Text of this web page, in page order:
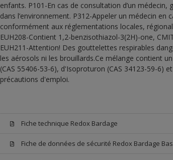
enfants. P101-En cas de consultation d’un
dans l’environnement. P312-Appeler un médecin
conformément aux réglementations locales,
EUH208-Contient 1,2-benzisothiazol-3(2H)-one,
EUH211-Attention! Des gouttelettes respirables
les aérosols ni les brouillards.Ce mélange contient
(CAS 55406-53-6), d'Isoproturon (CAS 34123-59-6)
précautions d'emploi.
Fiche technique Redox Bardage
Fiche de données de sécurité Redox Bardage